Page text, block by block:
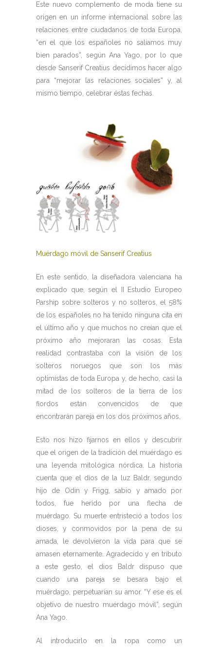
Este nuevo complemento de moda tiene su
origen en un informe internacional sobre las
relaciones entre ciudadanos de toda Europa,
“en el que los españoles no salíamos muy
bien parados”, según Ana Yago, por lo que
desde Sanserif Creatius decidimos hacer algo
para “mejorar las relaciones sociales” y, al
mismo tiempo, celebrar éstas fechas.
Muérdago móvil de Sanserif Creatius
En este sentido, la diseñadora valenciana ha
explicado que, según el II Estudio Europeo
Parship sobre solteros y no solteros, el 58%
de los españoles no ha tenido ninguna cita en
el último año y que muchos no creían que el
próximo año mejoraran las cosas. Esta
realidad contrastaba con la visión de los
solteros noruegos que son los más
optimistas de toda Europa y, de hecho, casi la
mitad de los solteros de la tierra de los
fiordos están convencidos de que
encontrarán pareja en los dos próximos años,
Esto nos hizo fijarnos en ellos y descubrir
que el origen de la tradición del muérdago es
una leyenda mitológica nórdica. La historia
cuenta que el dios de la luz Baldr, segundo
hijo de Odin y Frigg, sabio y amado por
todos, fue herido por una flecha de
muérdago. Su muerte entristeció a todos los
dioses, y conmovidos por la pena de su
amada, le devolvieron la vida para que se
amasen eternamente. Agradecido y en tributo
a este gesto, el dios Baldr dispuso que
cuando una pareja se besara bajo el
muérdago, perpetuarían su amor. “Y ese es el
objetivo de nuestro muérdago móvil”, según
Ana Yago.
Al introducirlo en la ropa como un